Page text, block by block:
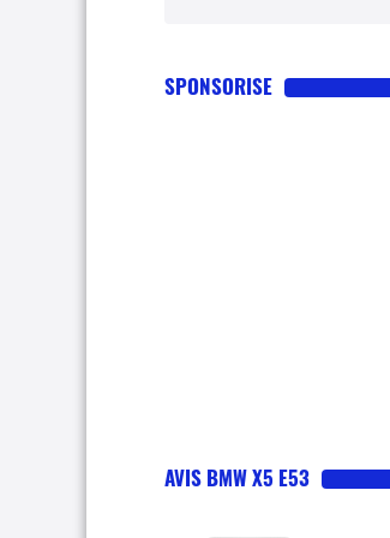
SPONSORISE
AVIS BMW X5 E53